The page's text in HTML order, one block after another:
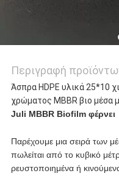
Περιγραφή
Άσπρα HDPE υλικά 25*10
χρώματος MBBR βιο μέσα
Juli MBBR Biofilm φέρνει
Παρέχουμε μια σειρά των
πωλείται από το κυβικό
ρευστοποιημένα ή